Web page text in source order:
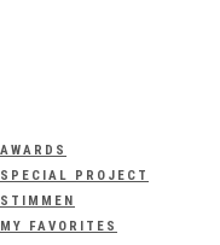
AWARDS
SPECIAL PROJECT
STIMMEN
MY FAVORITES